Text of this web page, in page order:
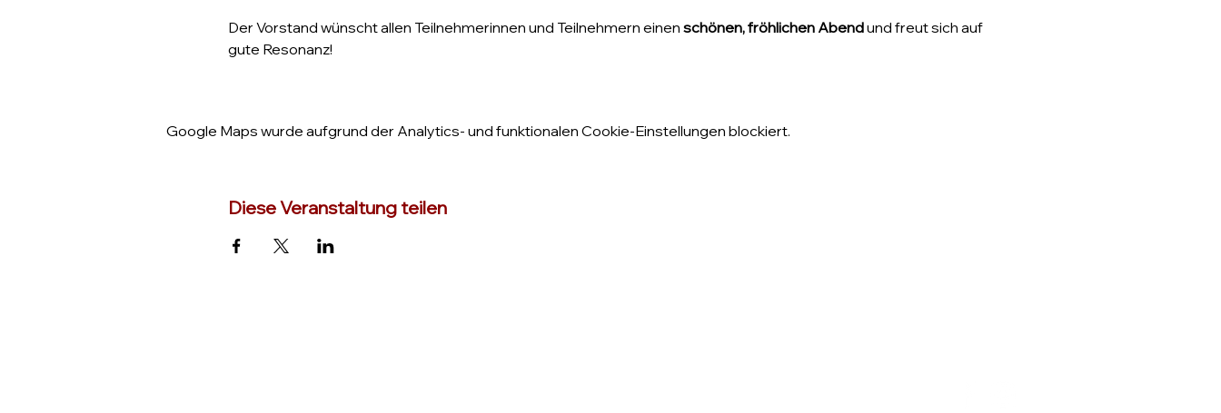
Der Vorstand wünscht allen Teilnehmerinnen und Teilnehmern einen schönen, fröhlichen Abend und freut sich auf
gute Resonanz!
Google Maps wurde aufgrund der Analytics- und funktionalen Cookie-Einstellungen blockiert.
Diese Veranstaltung teilen